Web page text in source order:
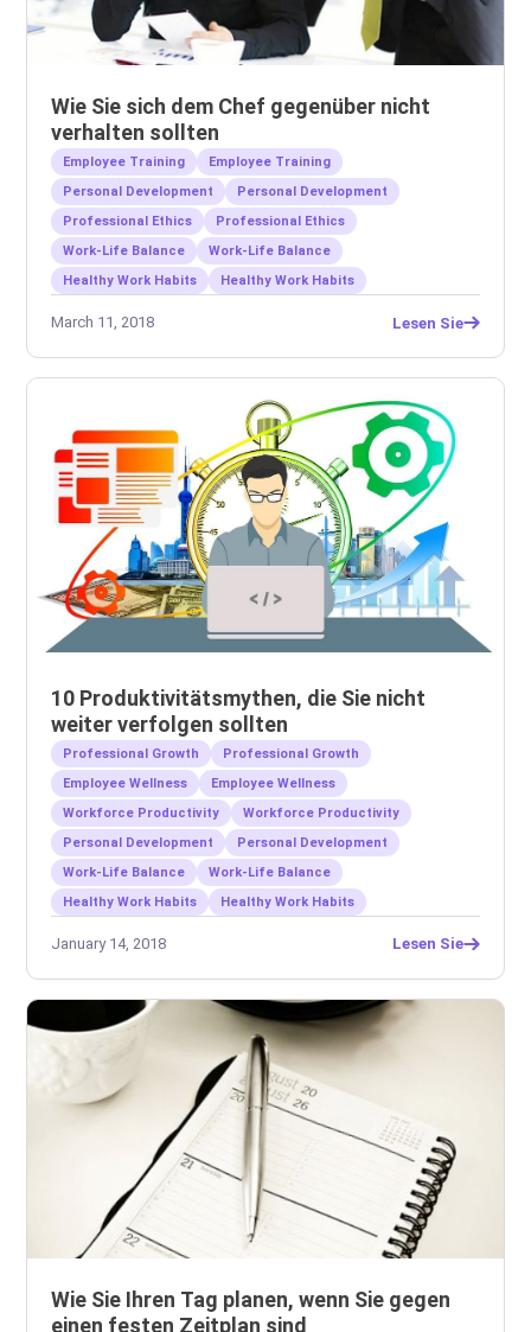
Wie Sie sich dem Chef gegenüber nicht
verhalten sollten
Employee Training
Employee Training
Personal Development
Personal Development
Professional Ethics
Professional Ethics
Work-Life Balance
Work-Life Balance
Healthy Work Habits
Healthy Work Habits
March 11, 2018 Lesen Sie
10 Produktivitätsmythen, die Sie nicht
weiter verfolgen sollten
Professional Growth
Professional Growth
Employee Wellness
Employee Wellness
Workforce Productivity
Workforce Productivity
Personal Development
Personal Development
Work-Life Balance
Work-Life Balance
Healthy Work Habits
Healthy Work Habits
January 14, 2018 Lesen Sie
Wie Sie Ihren Tag planen, wenn Sie gegen
einen festen Zeitplan sind